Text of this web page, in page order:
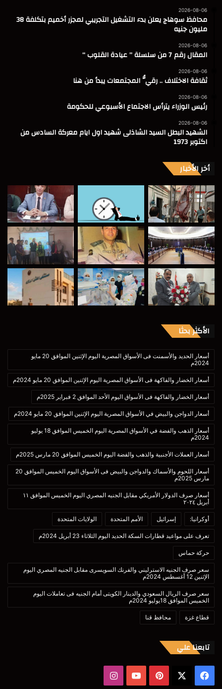
2026-08-06
محافظ سوهاج يعلن بدء التشغيل التجريبي لمجزر أخميم بتكلفة 38
مليون جنيه
2026-08-06
المقال رقم 7 من سلسلة ” عيادة القلوب “
2026-08-06
ثقافة الاختلاف .. رقيُّ المجتمعات يبدأ من هنا
2026-08-06
رئيس الوزراء يترأس الاجتماع الأسبوعي للحكومة
2026-08-06
الشهيد البطل السيد الشاذلى شهيد اول ايام معركة السادس من
اكتوبر 1973
أخر الأخبار
الأكثر بحثا
أسعار الحديد والأسمنت فى الأسواق المصرية اليوم الإثنين الموافق 20 مايو
2024م
أسعار الخضار والفاكهة فى الأسواق المصرية اليوم الإثنين الموافق 20 مايو 2024م
أسعار الخضار والفاكهة فى الأسواق اليوم الأحد الموافق 2 فبراير 2025م
أسعار الدواجن والبيض في الأسواق المصرية اليوم الإثنين الموافق 20 مايو 2024م
أسعار الذهب والفضة في الأسواق المصرية اليوم الخميس الموافق 18 يوليو
2024م
أسعار العملات الأجنبية والذهب والفضة اليوم الخميس الموافق 20 مارس 2025م
أسعار اللحوم والأسماك والدواجن والبيض فى الأسواق اليوم الخميس الموافق 20
مارس 2025م
أسعار صرف الدولار الأمريكي مقابل الجنيه المصري اليوم الخميس الموافق ١١
أبريل ٢٠٢٤
أوكرانيا: إسرائيل الأمم المتحدة الولايات المتحدة
تعرف على مواعيد قطارات السكة الحديد اليوم الثلاثاء 23 أبريل 2024م
حركة حماس
سعر صرف الجنيه الاسترليني والفرنك السويسرى مقابل الجنيه المصري اليوم
الإثنين 12 أغسطس 2024م
سعر صرف الريال السعودي والدينار الكويتى أمام الجنيه فى تعاملات اليوم
الخميس الموافق 18يوليو 2024م
قطاع غزة محافظ قنا
تابعنا علي
فيسبوك بينتيريست‫YouTube